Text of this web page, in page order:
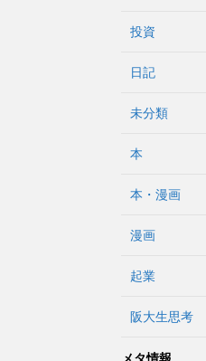
投資
日記
未分類
本
本・漫画
漫画
起業
阪大生思考